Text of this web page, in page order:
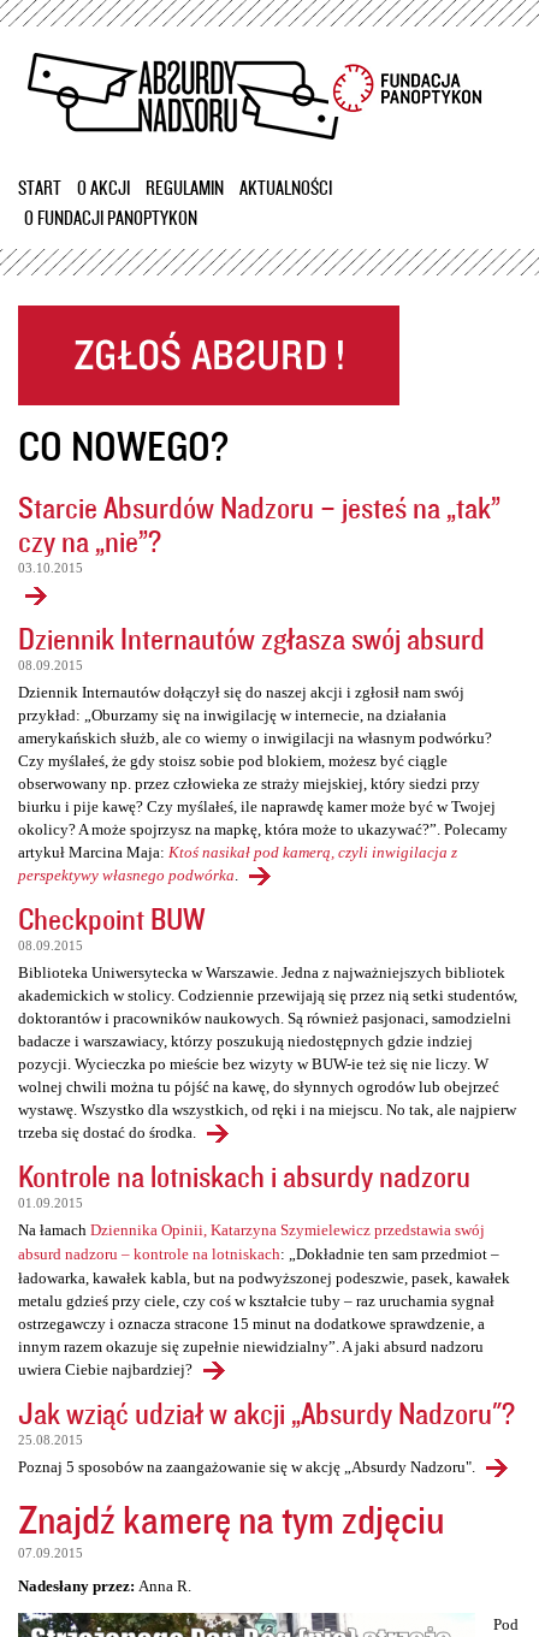
Przejdź
treści
START O AKCJI REGULAMIN
AKTUALNOŚCI
O FUNDACJI PANOPTYKON
CO NOWEGO?
Starcie Absurdów Nadzoru – jesteś na „tak”
czy na „nie”?
03.10.2015
Dziennik Internautów zgłasza swój absurd
08.09.2015
Dziennik Internautów dołączył się do naszej akcji i zgłosił nam swój
przykład: „Oburzamy się na inwigilację w internecie, na działania
amerykańskich służb, ale co wiemy o inwigilacji na własnym podwórku?
Czy myślałeś, że gdy stoisz sobie pod blokiem, możesz być ciągle
obserwowany np. przez człowieka ze straży miejskiej, który siedzi przy
biurku i pije kawę? Czy myślałeś, ile naprawdę kamer może być w Twojej
okolicy? A może spojrzysz na mapkę, która może to ukazywać?”. Polecamy
artykuł Marcina Maja: Ktoś nasikał pod kamerą, czyli inwigilacja z
perspektywy własnego podwórka
Checkpoint BUW
08.09.2015
Biblioteka Uniwersytecka w Warszawie. Jedna z najważniejszych bibliotek
akademickich w stolicy. Codziennie przewijają się przez nią setki studentów,
doktorantów i pracowników naukowych. Są również pasjonaci, samodzielni
badacze i warszawiacy, którzy poszukują niedostępnych gdzie indziej
pozycji. Wycieczka po mieście bez wizyty w BUW-ie też się nie liczy. W
wolnej chwili można tu pójść na kawę, do słynnych ogrodów lub obejrzeć
wystawę. Wszystko dla wszystkich, od ręki i na miejscu. No tak, ale najpierw
trzeba się dostać do środka.
Kontrole na lotniskach i absurdy nadzoru
01.09.2015
Na łamach Dziennika Opinii, Katarzyna Szymielewicz przedstawia swój
absurd nadzoru – kontrole na lotniskach: „Dokładnie ten sam przedmiot –
ładowarka, kawałek kabla, but na podwyższonej podeszwie, pasek, kawałek
metalu gdzieś przy ciele, czy coś w kształcie tuby – raz uruchamia sygnał
ostrzegawczy i oznacza stracone 15 minut na dodatkowe sprawdzenie, a
innym razem okazuje się zupełnie niewidzialny”. A jaki absurd nadzoru
uwiera Ciebie najbardziej?
Jak wziąć udział w akcji „Absurdy Nadzoru"?
25.08.2015
Poznaj 5 sposobów na zaangażowanie się w akcję „Absurdy Nadzoru".
Znajdź kamerę na tym zdjęciu
07.09.2015
Nadesłany przez: Anna R.
Pod